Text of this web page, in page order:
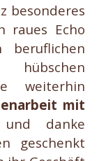
besonderes
raues Echo
beruflichen
weiterhin
mit
danke
geschenkt